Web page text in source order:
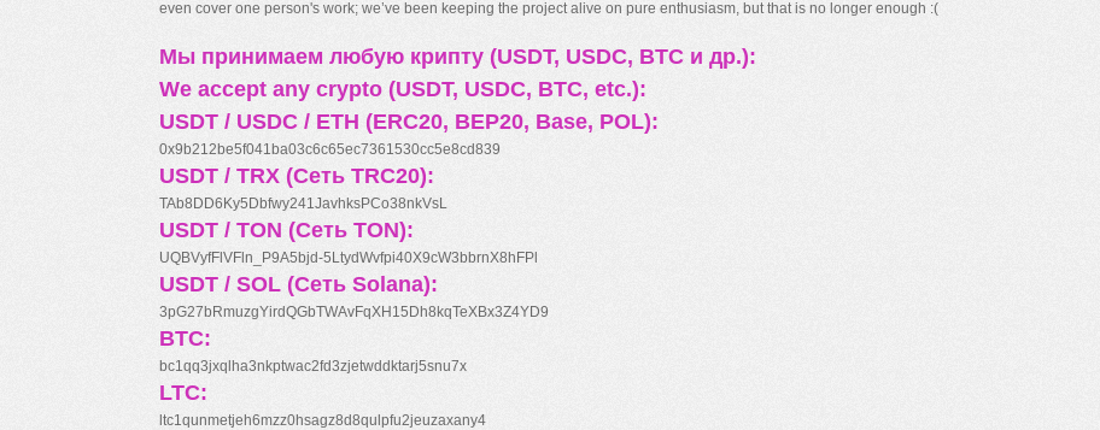
even cover one person's work; we’ve been keeping the project alive on pure enthusiasm, but that is no longer enough :(
Мы принимаем любую крипту (USDT, USDC, BTC и др.):
We accept any crypto (USDT, USDC, BTC, etc.):
USDT / USDC / ETH (ERC20, BEP20, Base, POL):
0x9b212be5f041ba03c6c65ec7361530cc5e8cd839
USDT / TRX (Сеть TRC20):
TAb8DD6Ky5Dbfwy241JavhksPCo38nkVsL
USDT / TON (Сеть TON):
UQBVyfFlVFln_P9A5bjd-5LtydWvfpi40X9cW3bbrnX8hFPl
USDT / SOL (Сеть Solana):
3pG27bRmuzgYirdQGbTWAvFqXH15Dh8kqTeXBx3Z4YD9
BTC:
bc1qq3jxqlha3nkptwac2fd3zjetwddktarj5snu7x
LTC:
ltc1qunmetjeh6mzz0hsagz8d8qulpfu2jeuzaxany4